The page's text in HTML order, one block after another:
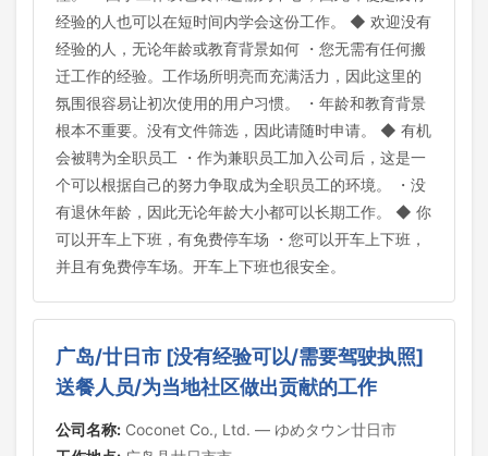
经验的人也可以在短时间内学会这份工作。 ◆ 欢迎没有
经验的人，无论年龄或教育背景如何 ・您无需有任何搬
迁工作的经验。工作场所明亮而充满活力，因此这里的
氛围很容易让初次使用的用户习惯。 ・年龄和教育背景
根本不重要。没有文件筛选，因此请随时申请。 ◆ 有机
会被聘为全职员工 ・作为兼职员工加入公司后，这是一
个可以根据自己的努力争取成为全职员工的环境。 ・没
有退休年龄，因此无论年龄大小都可以长期工作。 ◆ 你
可以开车上下班，有免费停车场 ・您可以开车上下班，
并且有免费停车场。开车上下班也很安全。
广岛/廿日市 [没有经验可以/需要驾驶执照]
送餐人员/为当地社区做出贡献的工作
公司名称: Coconet Co., Ltd. — ゆめタウン廿日市